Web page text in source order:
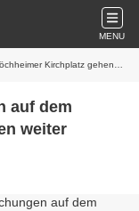
MENU
Kirchplatz gehen weiter
auf dem
weiter